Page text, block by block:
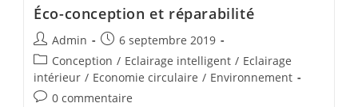
Éco-conception et réparabilité
Admin
6 septembre 2019
Conception / Eclairage intelligent / Eclairage
intérieur / Economie circulaire / Environnement
0 commentaire